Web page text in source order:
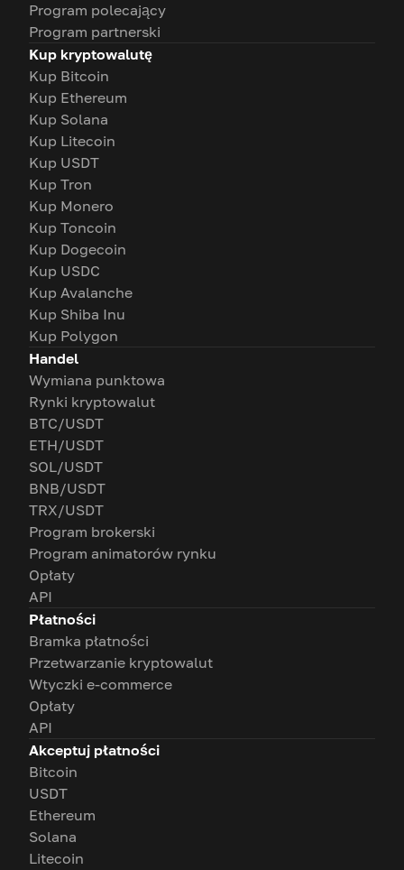
Program polecający
Program partnerski
Kup kryptowalutę
Kup Bitcoin
Kup Ethereum
Kup Solana
Kup Litecoin
Kup USDT
Kup Tron
Kup Monero
Kup Toncoin
Kup Dogecoin
Kup USDC
Kup Avalanche
Kup Shiba Inu
Kup Polygon
Handel
Wymiana punktowa
Rynki kryptowalut
BTC/USDT
ETH/USDT
SOL/USDT
BNB/USDT
TRX/USDT
Program brokerski
Program animatorów rynku
Opłaty
API
Płatności
Bramka płatności
Przetwarzanie kryptowalut
Wtyczki e-commerce
Opłaty
API
Akceptuj płatności
Bitcoin
USDT
Ethereum
Solana
Litecoin